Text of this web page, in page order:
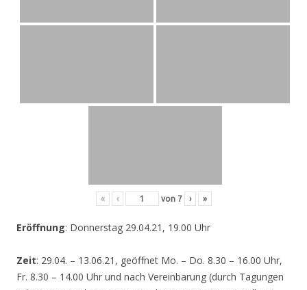
« ‹ von 7 › »
Eröffnung: Donnerstag 29.04.21, 19.00 Uhr
Zeit: 29.04. – 13.06.21, geöffnet Mo. – Do. 8.30 – 16.00 Uhr,
Fr. 8.30 – 14.00 Uhr und nach Vereinbarung (durch Tagungen